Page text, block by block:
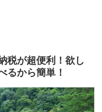
税が超便利！欲し
るから簡単！